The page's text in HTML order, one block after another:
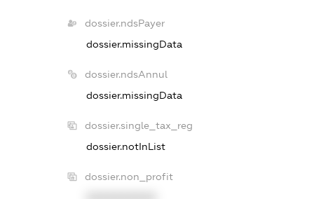
dossier.ndsPayer
dossier.missingData
dossier.ndsAnnul
dossier.missingData
dossier.single_tax_reg
dossier.notInList
dossier.non_profit